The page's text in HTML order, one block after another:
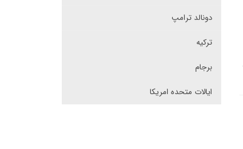
دونالد ترامپ
ترکیه
برجام
ایالات متحده امریکا